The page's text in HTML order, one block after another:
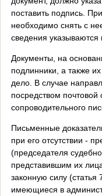
поставить подпись.
необходимо снять с
сведения указываются
Документы, на
подлинники, а также
дело. В случае
посредством почтовой
сопроводительного
Письменные
при его отсутствии -
(председателя
представившим их
законную силу
имеющиеся в